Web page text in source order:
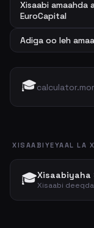
Xisaabi amaahda
EuroCapital
Adiga oo leh
🎓
XISAABIYEYAAL LA
🎓Xisaabiyaha